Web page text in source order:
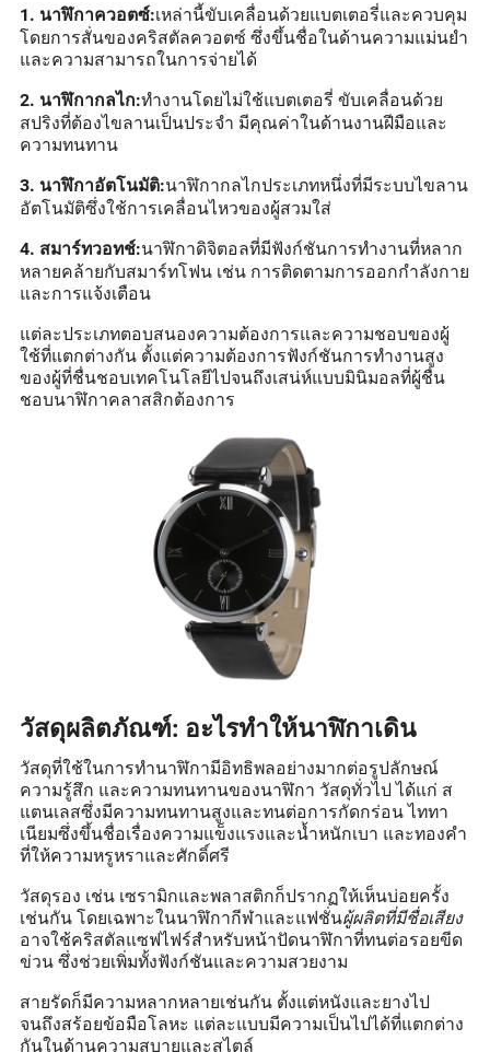
1. นาฬิกาควอตซ์:เหล่านี้ขับเคลื่อนด้วยแบตเตอรี่และควบคุม
โดยการสั่นของคริสตัลควอตซ์ ซึ่งขึ้นชื่อในด้านความแม่นยำ
และความสามารถในการจ่ายได้
2. นาฬิกากลไก:ทำงานโดยไม่ใช้แบตเตอรี่ ขับเคลื่อนด้วย
สปริงที่ต้องไขลานเป็นประจำ มีคุณค่าในด้านงานฝีมือและ
ความทนทาน
3. นาฬิกาอัตโนมัติ:นาฬิกากลไกประเภทหนึ่งที่มีระบบไขลาน
อัตโนมัติซึ่งใช้การเคลื่อนไหวของผู้สวมใส่
4. สมาร์ทวอทช์:นาฬิกาดิจิตอลที่มีฟังก์ชันการทำงานที่หลาก
หลายคล้ายกับสมาร์ทโฟน เช่น การติดตามการออกกำลังกาย
และการแจ้งเตือน
แต่ละประเภทตอบสนองความต้องการและความชอบของผู้
ใช้ที่แตกต่างกัน ตั้งแต่ความต้องการฟังก์ชันการทำงานสูง
ของผู้ที่ชื่นชอบเทคโนโลยีไปจนถึงเสน่ห์แบบมินิมอลที่ผู้ชื่น
ชอบนาฬิกาคลาสสิกต้องการ
วัสดุผลิตภัณฑ์: อะไรทำให้นาฬิกาเดิน
วัสดุที่ใช้ในการทำนาฬิกามีอิทธิพลอย่างมากต่อรูปลักษณ์
ความรู้สึก และความทนทานของนาฬิกา วัสดุทั่วไป ได้แก่ ส
แตนเลสซึ่งมีความทนทานสูงและทนต่อการกัดกร่อน ไททา
เนียมซึ่งขึ้นชื่อเรื่องความแข็งแรงและน้ำหนักเบา และทองคำ
ที่ให้ความหรูหราและศักดิ์ศรี
วัสดุรอง เช่น เซรามิกและพลาสติกก็ปรากฏให้เห็นบ่อยครั้ง
เช่นกัน โดยเฉพาะในนาฬิกากีฬาและแฟชั่นผู้ผลิตที่มีชื่อเสียง
อาจใช้คริสตัลแซฟไฟร์สำหรับหน้าปัดนาฬิกาที่ทนต่อรอยขีด
ข่วน ซึ่งช่วยเพิ่มทั้งฟังก์ชันและความสวยงาม
สายรัดก็มีความหลากหลายเช่นกัน ตั้งแต่หนังและยางไป
จนถึงสร้อยข้อมือโลหะ แต่ละแบบมีความเป็นไปได้ที่แตกต่าง
กันในด้านความสบายและสไตล์